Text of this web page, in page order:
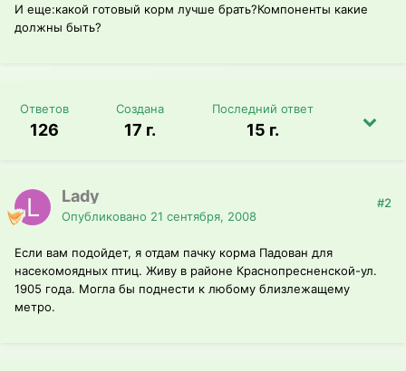
И еще:какой готовый корм лучше брать?Компоненты какие
должны быть?
Ответов
126
Создана
17 г.
Последний ответ
15 г.
Lady
Опубликовано 21 сентября, 2008
#2
Если вам подойдет, я отдам пачку корма Падован для
насекомоядных птиц. Живу в районе Краснопресненской-ул.
1905 года. Могла бы поднести к любому близлежащему
метро.